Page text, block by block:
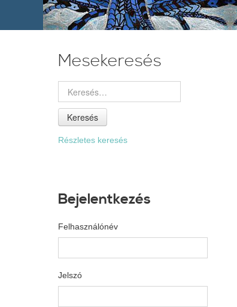
Mesekeresés
Keresés
Részletes keresés
Bejelentkezés
Felhasználónév
Jelszó